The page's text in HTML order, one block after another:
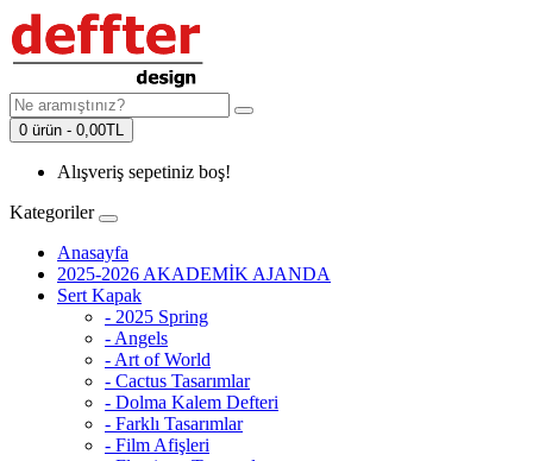
0 ürün - 0,00TL
Alışveriş sepetiniz boş!
Kategoriler
Anasayfa
2025-2026 AKADEMİK AJANDA
Sert Kapak
- 2025 Spring
- Angels
- Art of World
- Cactus Tasarımlar
- Dolma Kalem Defteri
- Farklı Tasarımlar
- Film Afişleri